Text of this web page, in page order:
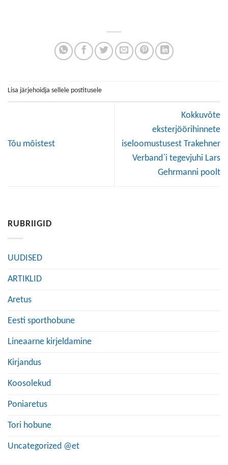
Lisa järjehoidja sellele postitusele
Tõu mõistest
Kokkuvõte
eksterjöörihinnete
iseloomustusest Trakehner
Verband`i tegevjuhi Lars
Gehrmanni poolt
RUBRIIGID
UUDISED
ARTIKLID
Aretus
Eesti sporthobune
Lineaarne kirjeldamine
Kirjandus
Koosolekud
Poniaretus
Tori hobune
Uncategorized @et